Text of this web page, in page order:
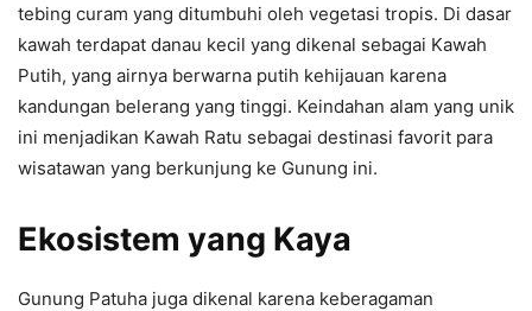
tebing curam yang ditumbuhi oleh vegetasi tropis. Di dasar
kawah terdapat danau kecil yang dikenal sebagai Kawah
Putih, yang airnya berwarna putih kehijauan karena
kandungan belerang yang tinggi. Keindahan alam yang unik
ini menjadikan Kawah Ratu sebagai destinasi favorit para
wisatawan yang berkunjung ke Gunung ini.
Ekosistem yang Kaya
Gunung Patuha juga dikenal karena keberagaman